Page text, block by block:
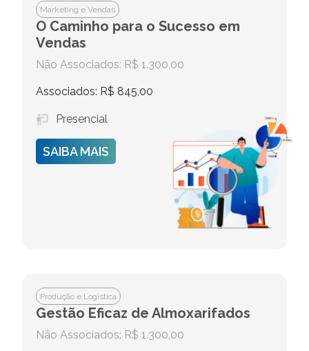
Marketing e Vendas
O Caminho para o Sucesso em
Vendas
Não Associados: R$ 1.300,00
Associados: R$ 845,00
Presencial
SAIBA MAIS
Produção e Logística
Gestão Eficaz de Almoxarifados
Não Associados: R$ 1.300,00